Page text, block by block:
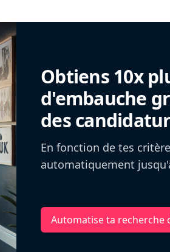
Obtiens 10x
d'embauche
des
En fonction de tes
automatiquement
Automatise ta recherche